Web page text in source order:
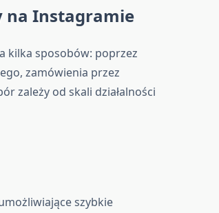
na Instagramie
kilka sposobów: poprzez
zamówienia przez
zależy od skali działalności
szybkie